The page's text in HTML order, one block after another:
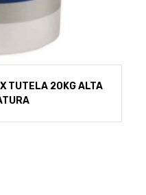
TUTELA 20KG ALTA